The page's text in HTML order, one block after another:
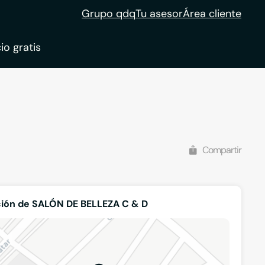
Grupo qdqTu asesorÁrea cliente
gratis
Compartir
de SALÓN DE BELLEZA C & D